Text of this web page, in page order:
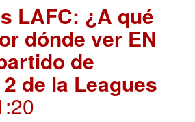
LAFC: ¿A qué
dónde ver EN
de
de la Leagues